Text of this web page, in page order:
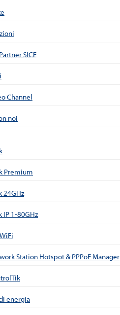
SICE
Channel
noi
Premium
24GHz
IP 1-80GHz
Station Hotspot & PPPoE Manager
energia